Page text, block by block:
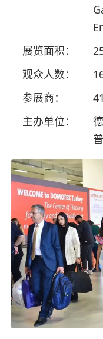
展览面积：
观众人数：
参展商：
主办单位：